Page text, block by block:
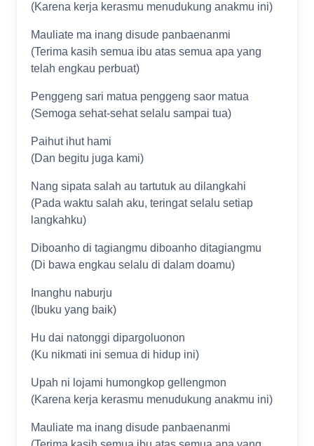
(Karena kerja kerasmu menudukung anakmu ini)
Mauliate ma inang disude panbaenanmi
(Terima kasih semua ibu atas semua apa yang
telah engkau perbuat)
Penggeng sari matua penggeng saor matua
(Semoga sehat-sehat selalu sampai tua)
Paihut ihut hami
(Dan begitu juga kami)
Nang sipata salah au tartutuk au dilangkahi
(Pada waktu salah aku, teringat selalu setiap
langkahku)
Diboanho di tagiangmu diboanho ditagiangmu
(Di bawa engkau selalu di dalam doamu)
Inanghu naburju
(Ibuku yang baik)
Hu dai natonggi dipargoluonon
(Ku nikmati ini semua di hidup ini)
Upah ni lojami humongkop gellengmon
(Karena kerja kerasmu menudukung anakmu ini)
Mauliate ma inang disude panbaenanmi